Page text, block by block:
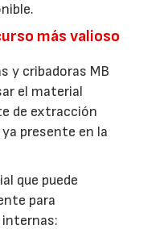
más valioso
y cribadoras MB
el material
de extracción
presente en la
que puede
para